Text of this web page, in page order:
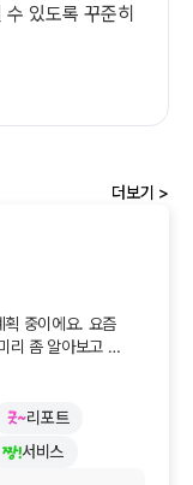
있도록 꾸준히
더보기 >
획 중이에요. 요즘
리 좀 알아보고
움이 되는 답변을
살 때 알아봐야
의하며 뱅크몰에
리포트
서비스